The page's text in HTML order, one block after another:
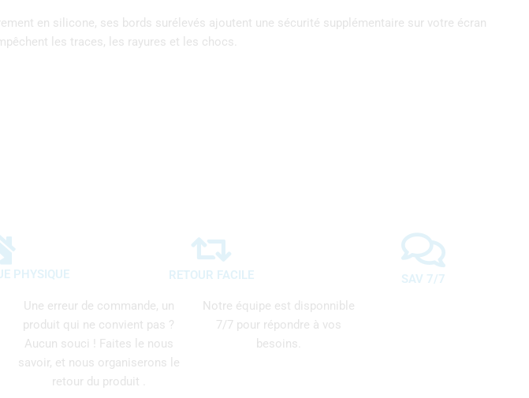
en silicone, ses bords surélevés ajoutent une sécurité supplémentaire sur votre écran
les traces, les rayures et les chocs.
PHYSIQUE RETOUR FACILE
SAV 7/7
Une erreur de commande, un
produit qui ne convient pas ?
Aucun souci ! Faites le nous
savoir, et nous organiserons le
retour du produit .
Notre équipe est disponnible
7/7 pour répondre à vos
besoins.